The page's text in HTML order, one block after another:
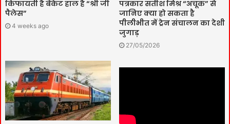
किफायती है बैंकेट हाल है “श्री जी
पैलेस”
4 weeks ago
पत्रकार सतीश मिश्र “अचूक” से
जानिए क्या हो सकता है
पीलीभीत में ट्रेन संचालन का देशी
जुगाड़
27/05/2026